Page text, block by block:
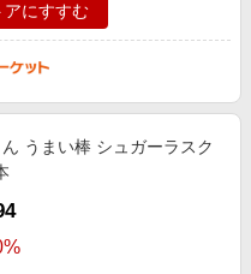
アにすすむ
うまい棒 シュガーラスク